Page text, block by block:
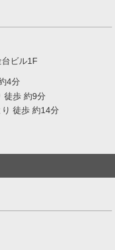
ビル1F
4分
徒歩 約9分
徒歩 約14分